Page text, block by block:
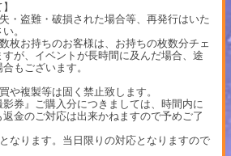
・盗難・破損された場合等、再発行はいた
。
枚お持ちのお客様は、お持ちの枚数分チェ
が、イベントが長時間に及んだ場合、途
もございます。
や複製等は固く禁止致します。
券』ご購入分につきましては、時間内に
金のご対応は出来かねますので予めご了
なります。当日限りの対応となりますので